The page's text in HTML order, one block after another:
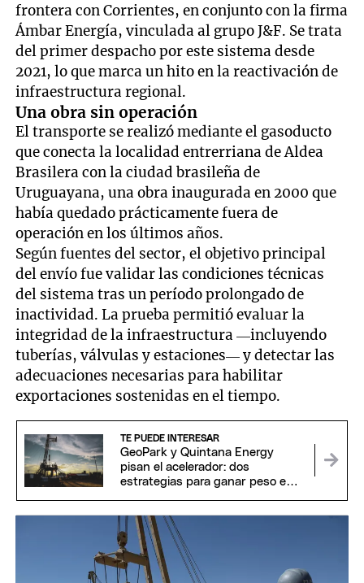
frontera con Corrientes, en conjunto con la firma
Ámbar Energía, vinculada al grupo J&F. Se trata
del primer despacho por este sistema desde
2021, lo que marca un hito en la reactivación de
infraestructura regional.
Una obra sin operación
El transporte se realizó mediante el gasoducto
que conecta la localidad entrerriana de Aldea
Brasilera con la ciudad brasileña de
Uruguayana, una obra inaugurada en 2000 que
había quedado prácticamente fuera de
operación en los últimos años.
Según fuentes del sector, el objetivo principal
del envío fue validar las condiciones técnicas
del sistema tras un período prolongado de
inactividad. La prueba permitió evaluar la
integridad de la infraestructura —incluyendo
tuberías, válvulas y estaciones— y detectar las
adecuaciones necesarias para habilitar
exportaciones sostenidas en el tiempo.
TE PUEDE INTERESAR
GeoPark y Quintana Energy
pisan el acelerador: dos
estrategias para ganar peso en